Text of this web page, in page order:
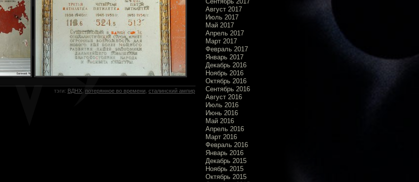
тэги: ВДНХ потерянное во времени сталинский ампир
Август 2017
Июль 2017
Май 2017
Апрель 2017
Март 2017
Февраль 2017
Январь 2017
Декабрь 2016
Ноябрь 2016
Октябрь 2016
Сентябрь 2016
Август 2016
Июль 2016
Июнь 2016
Май 2016
Апрель 2016
Март 2016
Февраль 2016
Январь 2016
Декабрь 2015
Ноябрь 2015
Октябрь 2015